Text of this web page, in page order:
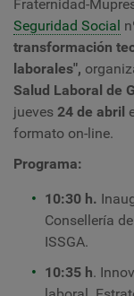
Fraternidad-
Seguridad Social
transformación
laborales",
Salud Laboral de
jueves 24 de abril
formato on-line.
Programa:
10:30 h.
Consellería
ISSGA.
10:35 h.